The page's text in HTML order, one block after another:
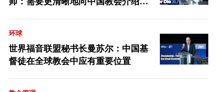
环球
世界福音联盟秘书长曼苏尔：中国基
督徒在全球教会中应有重要位置